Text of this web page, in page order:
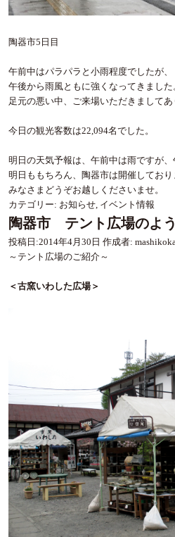
陶器市5日目
午前中はパラパラと小雨程度でしたが、
午後から雨風ともに強くなってきました
足元の悪い中、ご来場いただきまして
今日の観光客数は22,094名でした。
明日の天気予報は、午前中は雨ですが
明日ももちろん、陶器市は開催してお
みなさまどうぞお越しくださいませ。
カテゴリー: お知らせ, イベント情報
陶器市 テント広場のよ
投稿日:2014年4月30日 作成者:
～テント広場のご紹介～
＜古窯いわした広場＞